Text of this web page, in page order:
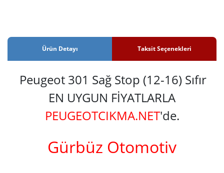
Ürün Detayı Taksit Seçenekleri
Peugeot 301 Sağ Stop (12-16) Sıfır
EN UYGUN FİYATLARLA
PEUGEOTCIKMA.NET'de.
Gürbüz Otomotiv